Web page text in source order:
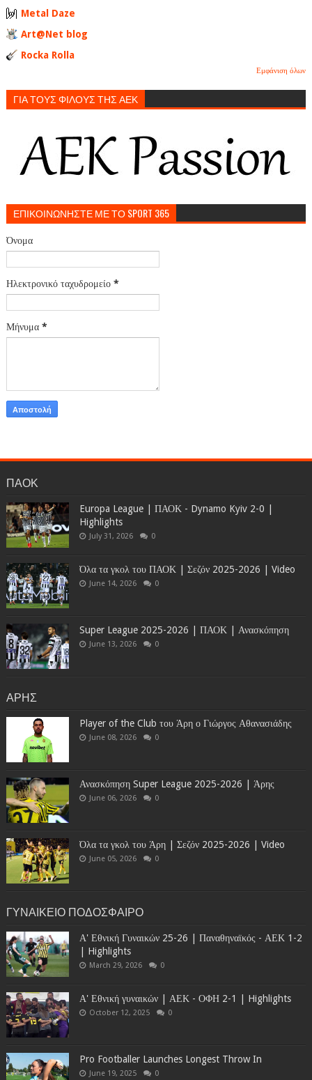
Metal Daze
Art@Net blog
Rocka Rolla
Εμφάνιση όλων
ΓΙΑ ΤΟΥΣ ΦΙΛΟΥΣ ΤΗΣ ΑΕΚ
ΕΠΙΚΟΙΝΩΝΗΣΤΕ ΜΕ ΤΟ SPORT 365
Όνομα
Ηλεκτρονικό ταχυδρομείο *
Μήνυμα *
ΠΑΟΚ
Europa League | ΠΑΟΚ - Dynamo Kyiv 2-0 |
Highlights
July 31, 2026 0
Όλα τα γκολ του ΠΑΟΚ | Σεζόν 2025-2026 | Video
June 14, 2026 0
Super League 2025-2026 | ΠΑΟΚ | Ανασκόπηση
June 13, 2026 0
ΑΡΗΣ
Player of the Club του Άρη ο Γιώργος Αθανασιάδης
June 08, 2026 0
Ανασκόπηση Super League 2025-2026 | Άρης
June 06, 2026 0
Όλα τα γκολ του Άρη | Σεζόν 2025-2026 | Video
June 05, 2026 0
ΓΥΝΑΙΚΕΙΟ ΠΟΔΟΣΦΑΙΡΟ
Α' Εθνική Γυναικών 25-26 | Παναθηναϊκός - ΑΕΚ 1-2
| Highlights
March 29, 2026 0
Α' Εθνική γυναικών | ΑΕΚ - ΟΦΗ 2-1 | Highlights
October 12, 2025 0
Pro Footballer Launches Longest Throw In
June 19, 2025 0